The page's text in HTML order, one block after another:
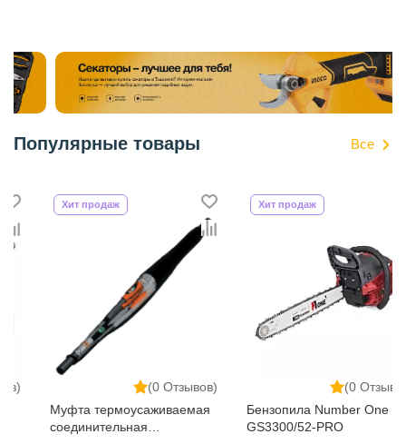
Популярные товары Все
(0 Отзывов)
Хит продаж
Муфта термоусаживаемая
соединительная
(0 Отзывов)
Хит продаж
Бензопила Number One
GS3300/52-PRO